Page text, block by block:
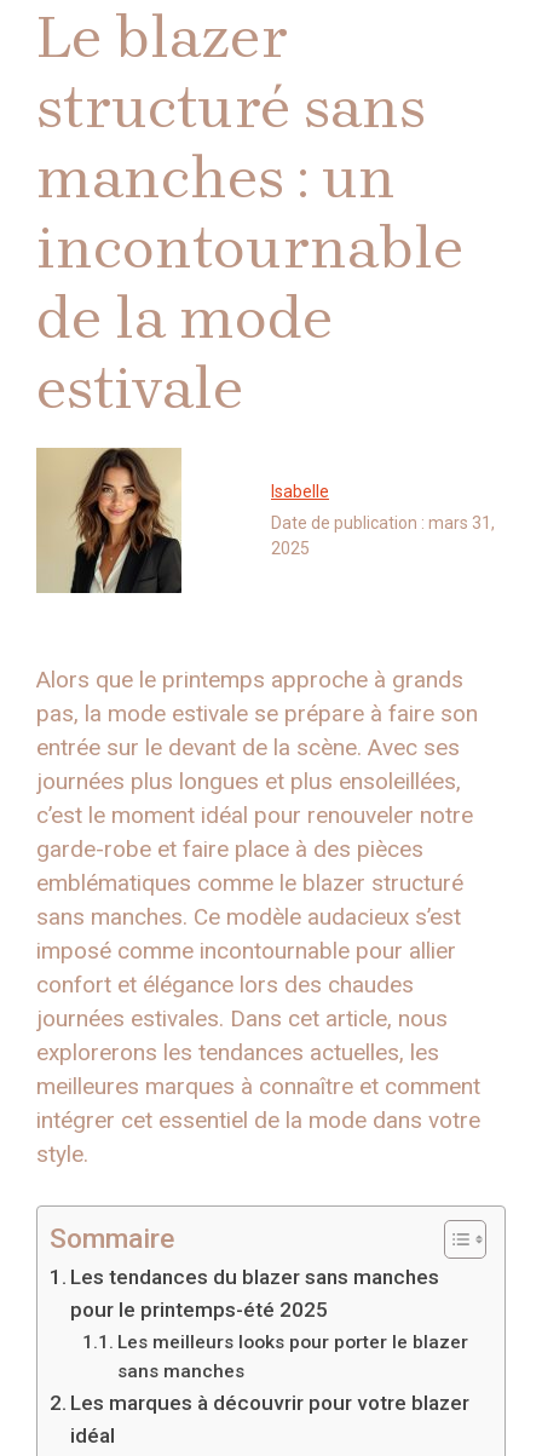
Le blazer
structuré sans
manches : un
incontournable
de la mode
estivale
Isabelle
Date de publication : mars 31,
2025
Alors que le printemps approche à grands
pas, la mode estivale se prépare à faire son
entrée sur le devant de la scène. Avec ses
journées plus longues et plus ensoleillées,
c’est le moment idéal pour renouveler notre
garde-robe et faire place à des pièces
emblématiques comme le blazer structuré
sans manches. Ce modèle audacieux s’est
imposé comme incontournable pour allier
confort et élégance lors des chaudes
journées estivales. Dans cet article, nous
explorerons les tendances actuelles, les
meilleures marques à connaître et comment
intégrer cet essentiel de la mode dans votre
style.
Sommaire
Les tendances du blazer sans manches
pour le printemps-été 2025
Les meilleurs looks pour porter le blazer
sans manches
Les marques à découvrir pour votre blazer
idéal